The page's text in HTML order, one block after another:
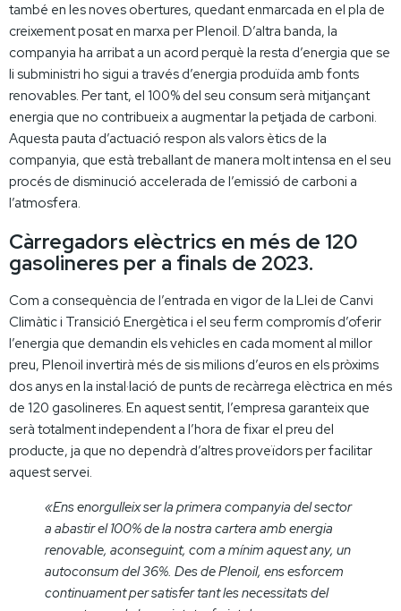
també en les noves obertures, quedant enmarcada en el pla de
creixement posat en marxa per Plenoil. D’altra banda, la
companyia ha arribat a un acord perquè la resta d’energia que se
li subministri ho sigui a través d’energia produïda amb fonts
renovables. Per tant, el 100% del seu consum serà mitjançant
energia que no contribueix a augmentar la petjada de carboni.
Aquesta pauta d’actuació respon als valors ètics de la
companyia, que està treballant de manera molt intensa en el seu
procés de disminució accelerada de l’emissió de carboni a
l’atmosfera.
Càrregadors elèctrics en més de 120
gasolineres per a finals de 2023.
Com a consequència de l’entrada en vigor de la Llei de Canvi
Climàtic i Transició Energètica i el seu ferm compromís d’oferir
l’energia que demandin els vehicles en cada moment al millor
preu, Plenoil invertirà més de sis milions d’euros en els pròxims
dos anys en la instal·lació de punts de recàrrega elèctrica en més
de 120 gasolineres. En aquest sentit, l’empresa garanteix que
serà totalment independent a l’hora de fixar el preu del
producte, ja que no dependrà d’altres proveïdors per facilitar
aquest servei.
«Ens enorgulleix ser la primera companyia del sector
a abastir el 100% de la nostra cartera amb energia
renovable, aconseguint, com a mínim aquest any, un
autoconsum del 36%. Des de Plenoil, ens esforcem
continuament per satisfer tant les necessitats del